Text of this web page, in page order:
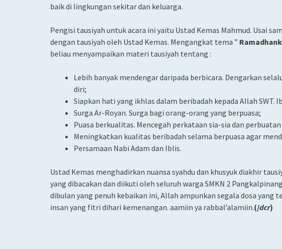
baik di lingkungan sekitar dan keluarga.
Pengisi tausiyah untuk acara ini yaitu Ustad Kemas Mahmud. Usai
dengan tausiyah oleh Ustad Kemas. Mengangkat tema ”
beliau menyampaikan materi tausiyah tentang :
Lebih banyak mendengar daripada berbicara. Dengarkan
diri;
Siapkan hati yang ikhlas dalam beribadah kepada Allah SWT.
Surga Ar-Royan. Surga bagi orang-orang yang berpuasa;
Puasa berkualitas. Mencegah perkataan sia-sia dan
Meningkatkan kualitas beribadah selama berpuasa agar
Persamaan Nabi Adam dan Iblis.
Ustad Kemas menghadirkan nuansa syahdu dan khusyuk diakhir
yang dibacakan dan diikuti oleh seluruh warga SMKN 2
dibulan yang penuh kebaikan ini, Allah ampunkan segala dosa yang
insan yang fitri dihari kemenangan. aamiin ya rabbal’alamiin.(/dcr)